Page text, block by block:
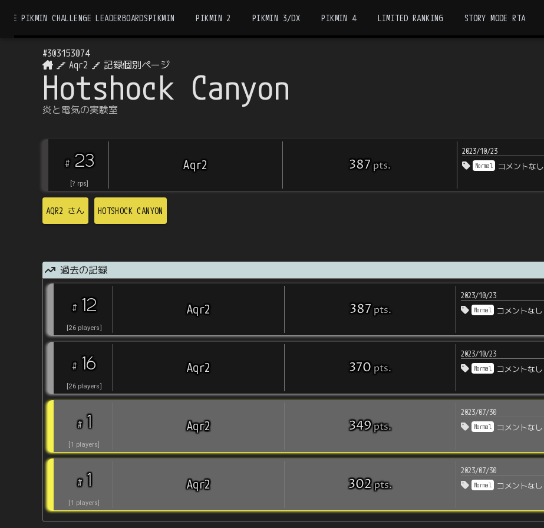
THE PIKMIN CHALLENGE LEADERBOARDSPIKMIN PIKMIN 2 PIKMIN 3/DX PIKMIN 4 LIMITED RANKING STORY MODE RTA
#303153074
Aqr2
記録個別ページ
Hotshock Canyon
炎と電気の実験室
# 23
[? rps]
Aqr2 387 pts.
2023/10/23
Normal コメントなし
AQR2 さん HOTSHOCK CANYON
過去の記録
# 12
[26 players]
Aqr2 387 pts.
2023/10/23
Normal コメントなし
# 16
[26 players]
Aqr2 370 pts.
2023/10/23
Normal コメントなし
# 1
[1 players]
Aqr2 349pts.
2023/07/30
Normal コメントなし
# 1
[1 players]
Aqr2 302pts.
2023/07/30
Normal コメントなし